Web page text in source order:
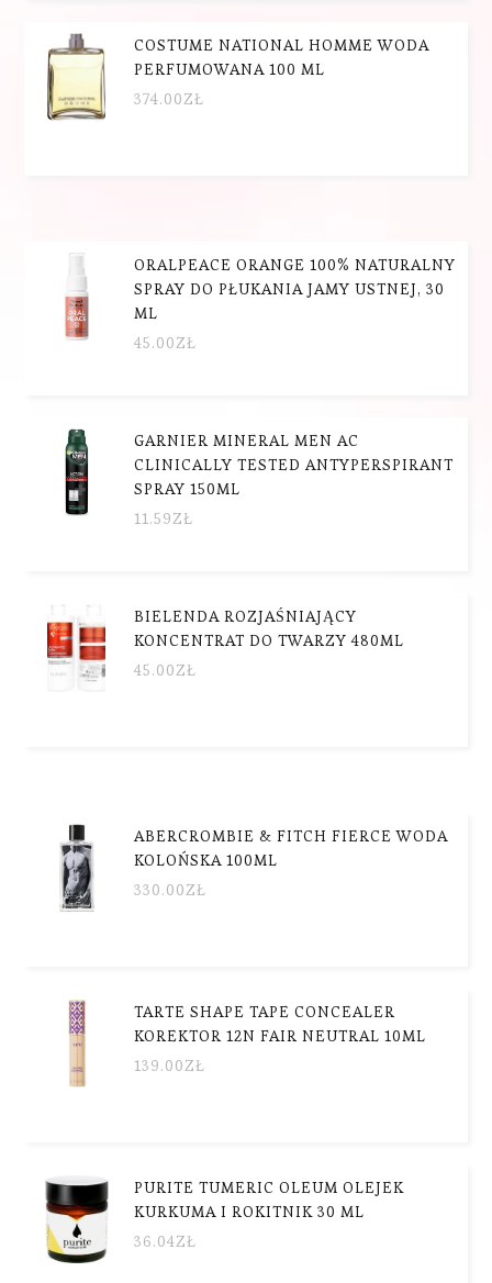
COSTUME NATIONAL HOMME WODA
PERFUMOWANA 100 ML
374.00ZŁ
ORALPEACE ORANGE 100% NATURALNY
SPRAY DO PŁUKANIA JAMY USTNEJ, 30
ML
45.00ZŁ
GARNIER MINERAL MEN AC
CLINICALLY TESTED ANTYPERSPIRANT
SPRAY 150ML
11.59ZŁ
BIELENDA ROZJAŚNIAJĄCY
KONCENTRAT DO TWARZY 480ML
45.00ZŁ
ABERCROMBIE & FITCH FIERCE WODA
KOLOŃSKA 100ML
330.00ZŁ
TARTE SHAPE TAPE CONCEALER
KOREKTOR 12N FAIR NEUTRAL 10ML
139.00ZŁ
PURITE TUMERIC OLEUM OLEJEK
KURKUMA I ROKITNIK 30 ML
36.04ZŁ